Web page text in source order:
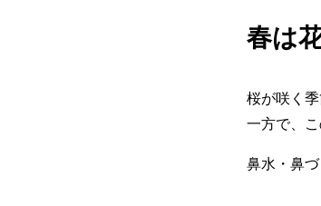
春は
桜が咲く
一方で、
鼻水・鼻